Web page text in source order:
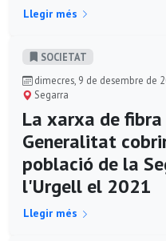
Llegir més
SOCIETAT
dimecres, 9 de desembre de
Segarra
La xarxa de
Generalitat
població de la
l'Urgell el 2021
Llegir més